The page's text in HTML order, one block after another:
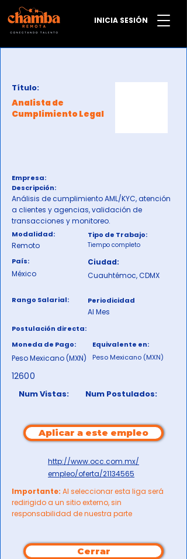
INICIA SESIÓN
Título:
Analista de
Cumplimiento Legal
Empresa:
Descripción:
Análisis de cumplimiento AML/KYC, atención
a clientes y agencias, validación de
transacciones y monitoreo.
Modalidad:
Remoto
Tipo de Trabajo:
Tiempo completo
País:
Ciudad:
México
Cuauhtémoc, CDMX
Rango Salarial: Periodicidad
Al Mes
Postulación directa:
Moneda de Pago:
Equivalente en:
Peso Mexicano (MXN) Peso Mexicano (MXN)
12600
Num Vistas: Num Postulados:
Aplicar a este empleo
http://www.occ.com.mx/
empleo/oferta/21134565
Importante: Al seleccionar esta liga será
redirigido a un sitio externo, sin
responsabilidad de nuestra parte
Cerrar